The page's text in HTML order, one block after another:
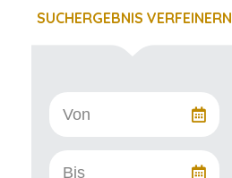
SUCHERGEBNIS VERFEINERN